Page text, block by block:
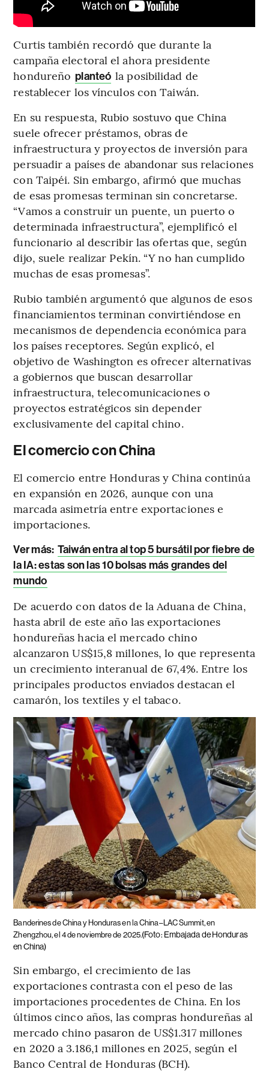
Curtis también recordó que durante la
campaña electoral el ahora presidente
hondureño planteó la posibilidad de
restablecer los vínculos con Taiwán.
En su respuesta, Rubio sostuvo que China
suele ofrecer préstamos, obras de
infraestructura y proyectos de inversión para
persuadir a países de abandonar sus relaciones
con Taipéi. Sin embargo, afirmó que muchas
de esas promesas terminan sin concretarse.
“Vamos a construir un puente, un puerto o
determinada infraestructura”, ejemplificó el
funcionario al describir las ofertas que, según
dijo, suele realizar Pekín. “Y no han cumplido
muchas de esas promesas”.
Rubio también argumentó que algunos de esos
financiamientos terminan convirtiéndose en
mecanismos de dependencia económica para
los países receptores. Según explicó, el
objetivo de Washington es ofrecer alternativas
a gobiernos que buscan desarrollar
infraestructura, telecomunicaciones o
proyectos estratégicos sin depender
exclusivamente del capital chino.
El comercio con China
El comercio entre Honduras y China continúa
en expansión en 2026, aunque con una
marcada asimetría entre exportaciones e
importaciones.
Ver más: Taiwán entra al top 5 bursátil por fiebre de
la IA: estas son las 10 bolsas más grandes del
mundo
De acuerdo con datos de la Aduana de China,
hasta abril de este año las exportaciones
hondureñas hacia el mercado chino
alcanzaron US$15,8 millones, lo que representa
un crecimiento interanual de 67,4%. Entre los
principales productos enviados destacan el
camarón, los textiles y el tabaco.
Banderines de China y Honduras en la China–LAC Summit, en
Zhengzhou, el 4 de noviembre de 2025.(Foto: Embajada de Honduras
en China)
Sin embargo, el crecimiento de las
exportaciones contrasta con el peso de las
importaciones procedentes de China. En los
últimos cinco años, las compras hondureñas al
mercado chino pasaron de US$1.317 millones
en 2020 a 3.186,1 millones en 2025, según el
Banco Central de Honduras (BCH).